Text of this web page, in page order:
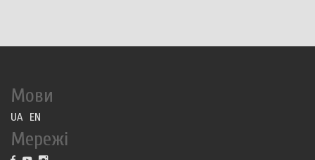
Мови
UA EN
Мережі